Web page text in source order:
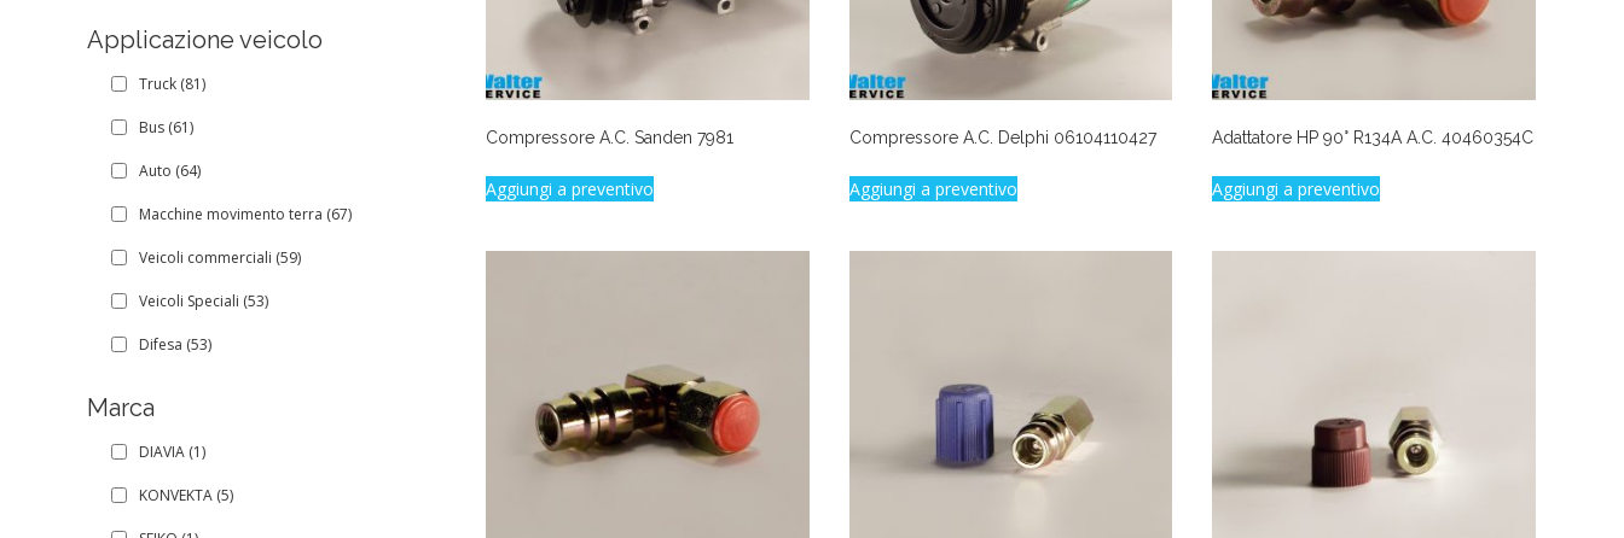
Compressore A.C. Sanden 7981
Aggiungi a preventivo
Compressore A.C. Delphi 06104110427
Aggiungi a preventivo
Adattatore HP 90° R134A A.C. 40460354C
Aggiungi a preventivo
Applicazione veicolo
Truck (81)
Bus (61)
Auto (64)
Macchine movimento terra (67)
Veicoli commerciali (59)
Veicoli Speciali (53)
Difesa (53)
Marca
DIAVIA (1)
KONVEKTA (5)